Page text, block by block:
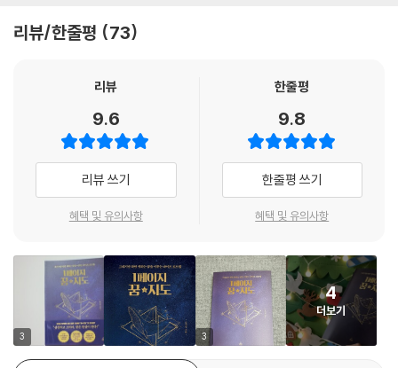
고 이루는 방법을 설명한다. 저자는 꿈을 가진 사람만이 풍요로운 인생을
꿈을 활용해야 한다고 주장한다. 그가 말하는 온전한 삶이란 길을 잃지 않
상상하고 그려라! 꿈은 현실이 된다!_피시본 다이어그램으로 더 뚜렷하고
생생하게
꿈을 품고 있을 때와 품고 있지 않을 때 삶이 어떻게 달라지는지, 그리고 꿈
한번 그려보자. 생애계획이 눈앞에 펼쳐지도록 ‘꿈지도’를 그릴 수 있다면
더 이상 방황하지 않고 삶의 목표를 향해 나아갈 수 있다. 지도가 있으면 명
확히 길이 보이기 때문이다. ‘꿈 지도’로 꿈을 시각화하면 우리 잠재의식 영
역에 저장할 수 있으며, 복잡한 생각을 간결하게 정리할 수 있다. 더불어 꿈
에 대한 동기부여가 촉진되어 꿈을 오랫동안 내 곁에 붙잡아둘 수 있다.
그렇다면 ‘꿈지도’는 어떻게 그려야 할까? ‘꿈지도’는 마치, [현재]-[미래]
리뷰/한줄평 73
리뷰
9.6
리뷰 쓰기
혜택 및 유의사항
한줄평
9.8
한줄평 쓰기
혜택 및 유의사항
3 3
4
더보기